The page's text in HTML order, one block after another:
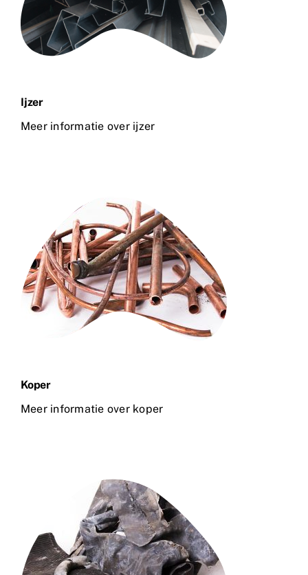
Ijzer
Meer informatie over ijzer
Koper
Meer informatie over koper